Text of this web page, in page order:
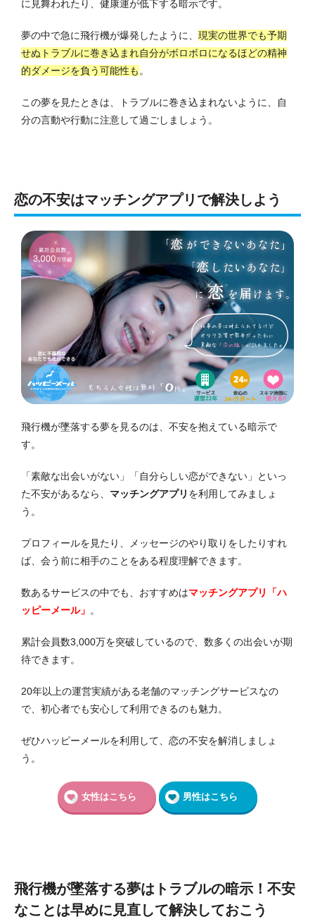
に見舞われたり、健康運が低下する暗示です。
夢の中で急に飛行機が爆発したように、 現実の世界でも予期
せぬトラブルに巻き込まれ自分がボロボロになるほどの精神
的ダメージを負う可能性も 。
この夢を見たときは、トラブルに巻き込まれないように、自
分の言動や行動に注意して過ごしましょう。
恋の不安はマッチングアプリで解決しよう
飛行機が墜落する夢を見るのは、不安を抱えている暗示で
す。
「素敵な出会いがない」「自分らしい恋ができない」といっ
た不安があるなら、 マッチングアプリ を利用してみましょ
う。
プロフィールを見たり、メッセージのやり取りをしたりすれ
ば、会う前に相手のことをある程度理解できます。
数あるサービスの中でも、おすすめはマッチングアプリ「ハ
ッピーメール」 。
累計会員数3,000万を突破しているので、数多くの出会いが期
待できます。
20年以上の運営実績がある老舗のマッチングサービスなの
で、初心者でも安心して利用できるのも魅力。
ぜひハッピーメールを利用して、恋の不安を解消しましょ
う。
女性はこちら 男性はこちら
飛行機が墜落する夢はトラブルの暗示！不安
なことは早めに見直して解決しておこう